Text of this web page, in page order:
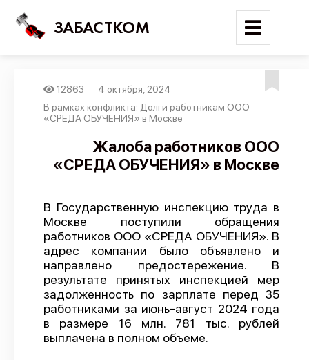
ЗАБАСТКОМ
Войти
Поиск
Новости
Трудовые конфликты
Отчеты
Предложить публикацию
Справочник
API
О проекте
12863
4 октября, 2024
В рамках конфликта: Долги работникам ООО
«СРЕДА ОБУЧЕНИЯ» в Москве
Жалоба работников ООО
«СРЕДА ОБУЧЕНИЯ» в Москве
В Государственную инспекцию труда в
Москве поступили обращения
работников ООО «СРЕДА ОБУЧЕНИЯ». В
адрес компании было объявлено и
направлено предостережение. В
результате принятых инспекцией мер
задолженность по зарплате перед 35
работниками за июнь-август 2024 года
в размере 16 млн. 781 тыс. рублей
выплачена в полном объеме.